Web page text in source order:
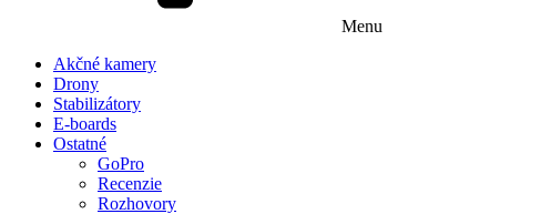
Menu
Akčné kamery
Drony
Stabilizátory
E-boards
Ostatné
GoPro
Recenzie
Rozhovory